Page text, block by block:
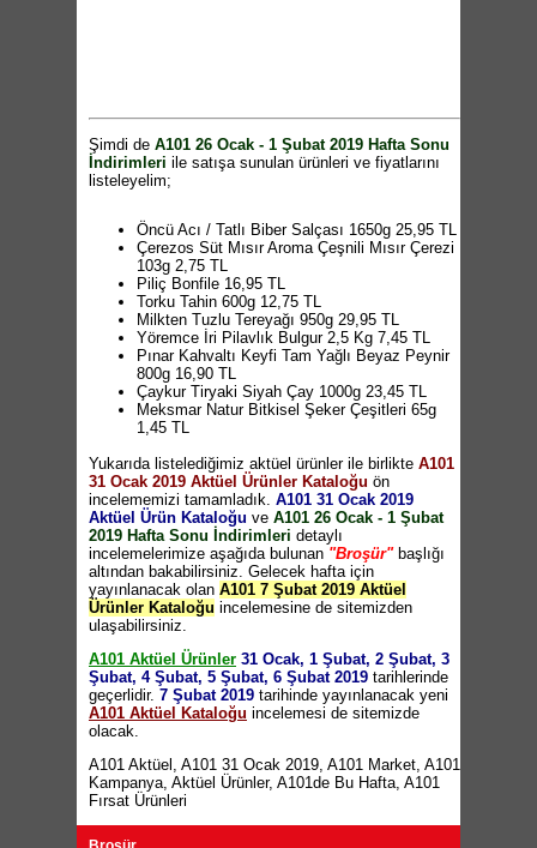
Voit Boks Eldiveni 44,95 TL
Wilson Sırt Çantası 69,95 TL
Pense Seti 3'lü 37,95 TL
Bits Set 10'lu 21,95 TL
19" Metal Kilitli Takım Çantası 22,95 TL
Koroplast Buzdolabı Poşeti 2,95 TL
Koroplast Permuarlı Poşet 18'li 9,95 TL
Koroplast Kilitli Poşet 94'lü 4,95 TL
Koroplast Taze Tutan Buzdolabı Poşeti 5'li
7,95 TL
Koroplast Kendinden Kesimli Streç Film 12,45
TL
Koroplast Hanımeli Kokulu Çöp Torbası 5,95
TL
Trend Katlanabilir 3 Katlı Yaylı Yatak 175 TL
5 Raflı Kitaplık 95 TL
Çok Amaçlı Dolap 165 TL
Bambino Damaklı Emzik 4,95 TL
Bambino Cam Biberon 9,95 TL
Halı Kaydırmaz 6,50 TL
Plastik Banyo Ürünleri 9,95 TL
Porland İdil Servis Tabağı 24cm 4,95 TL
Porland İdil Pasta Tabağı 20cm 4,95 TL
Porland İdil Çukur Tabak 18cm 4,95 TL
Porland İdil Tatlı Tabağı 16cm 4,95 TL
Porland İdil Kase 34cm 4,95 TL
Porland Queen Servis Tabağı 24cm 4,95 TL
Porland Queen Pasta Tabağı 21cm 4,95 TL
Porland Queen Tatlı Tabağı 16cm 4,95 TL
Porland Queen Kase 14cm 4,95 TL
Metal Patates-Soğan Sepeti 29,95 TL
Ekmeklik 12,95 TL
Dikdörtgen / Yuvarlak Tepsi 4,95 TL
Ölçülü Narenciye Sıkacağı 9,95 TL
Erzak Kabı 7,50 TL
Bas-Aç Saklama Kabı 1,95 TL
Şimdi de A101 26 Ocak - 1 Şubat 2019 Hafta Sonu
İndirimleri ile satışa sunulan ürünleri ve fiyatlarını
listeleyelim;
Öncü Acı / Tatlı Biber Salçası 1650g 25,95 TL
Çerezos Süt Mısır Aroma Çeşnili Mısır Çerezi
103g 2,75 TL
Piliç Bonfile 16,95 TL
Torku Tahin 600g 12,75 TL
Milkten Tuzlu Tereyağı 950g 29,95 TL
Yöremce İri Pilavlık Bulgur 2,5 Kg 7,45 TL
Pınar Kahvaltı Keyfi Tam Yağlı Beyaz Peynir
800g 16,90 TL
Çaykur Tiryaki Siyah Çay 1000g 23,45 TL
Meksmar Natur Bitkisel Şeker Çeşitleri 65g
1,45 TL
TL
Starking Elma 2,99 TL (26-27 Ocak)
Granny Smith Elma 3,25 TL (26-27 Ocak)
Portakal 1,99 TL(26-27 Ocak)
Indomie Noodle Çeşitleri 5'li 3,95 TL
üzeri alışverişlerde geçerlidir)
Kinder Süt Dilimi 25g 4,30 TL (4 adet fiyatı)
Galle Kornişon Turşu 330g 6,45 TL(2 adet
fiyatı)
Cumhuriyet Dana Kangal Fermente Sucuk
Dardanel Sardalya 125g 6,45 TL(2 adet fiyatı)
Elseve Şampuan Çeşitleri 550ml 19,90 TL(2
adet fiyatı)
Vernel Yumuşatıcı Çeşitleri 2 Litre 11,50 TL
adet fiyatı)
Yukarıda listelediğimiz aktüel ürünler ile birlikte A101
31 Ocak 2019 Aktüel Ürünler Kataloğu ön
incelememizi tamamladık. A101 31 Ocak 2019
Aktüel Ürün Kataloğu ve A101 26 Ocak - 1 Şubat
2019 Hafta Sonu İndirimleri detaylı
incelemelerimize aşağıda bulunan "Broşür"başlığı
altından bakabilirsiniz. Gelecek hafta için
yayınlanacak olan A101 7 Şubat 2019 Aktüel
Ürünler Kataloğu incelemesine de sitemizden
ulaşabilirsiniz.
A101 Aktüel Ürünler 31 Ocak, 1 Şubat, 2 Şubat, 3
Şubat, 4 Şubat, 5 Şubat, 6 Şubat 2019 tarihlerinde
geçerlidir. 7 Şubat 2019 tarihinde yayınlanacak yeni
A101 Aktüel Kataloğu incelemesi de sitemizde
olacak.
A101 Aktüel A101 31 Ocak 2019 A101 Market A101
Kampanya Aktüel Ürünler, A101de Bu Hafta A101
Fırsat Ürünleri